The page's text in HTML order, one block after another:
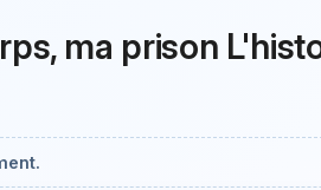
ma prison